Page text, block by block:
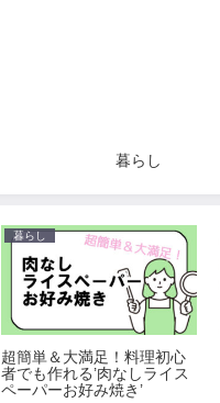
暮らし
暮らし
超簡単＆大満足！料理初心
者でも作れる’肉なしライス
ペーパーお好み焼き’